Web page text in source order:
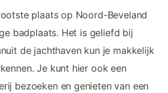
plaats op Noord-Beveland
badplaats. Het is geliefd bij
de jachthaven kun je makkelijk
Je kunt hier ook een
bezoeken en genieten van een